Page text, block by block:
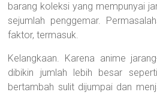
barang koleksi yang mempunyai
sejumlah penggemar.
faktor, termasuk.
Kelangkaan. Karena anime
dibikin jumlah lebih besar
bertambah sulit dijumpai dan